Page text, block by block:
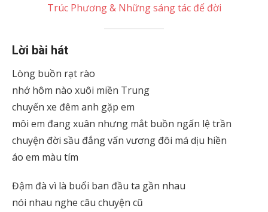
Trúc Phương & Những sáng tác để đời
Lời bài hát
Lòng buồn rạt rào
nhớ hôm nào xuôi miền Trung
chuyến xe đêm anh gặp em
môi em đang xuân nhưng mắt buồn ngấn lệ trần
chuyện đời sầu đắng vấn vương đôi má dịu hiền
áo em màu tím
Đậm đà vì là buổi ban đầu ta gần nhau
nói nhau nghe câu chuyện cũ